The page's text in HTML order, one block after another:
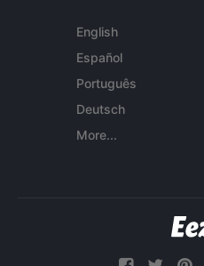
English
Español
Português
Deutsch
More...